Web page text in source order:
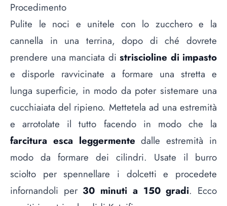
Procedimento
Pulite le noci e unitele con lo zucchero e la
cannella in una terrina, dopo di ché dovrete
prendere una manciata di striscioline di impasto
e disporle ravvicinate a formare una stretta e
lunga superficie, in modo da poter sistemare una
cucchiaiata del ripieno. Mettetela ad una estremità
e arrotolate il tutto facendo in modo che la
farcitura esca leggermente dalle estremità in
modo da formare dei cilindri. Usate il burro
sciolto per spennellare i dolcetti e procedete
infornandoli per 30 minuti a 150 gradi. Ecco